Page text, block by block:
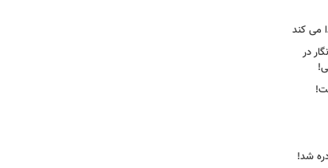
می کند
در
شد!